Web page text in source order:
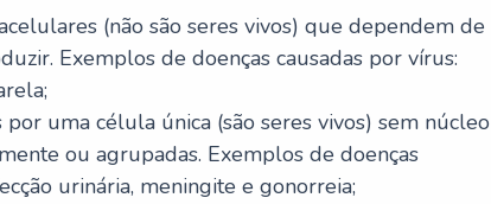
(não são seres vivos) que dependem de
Exemplos de doenças causadas por vírus:
por uma célula única (são seres vivos) sem núcleo
ou agrupadas. Exemplos de doenças
urinária, meningite e gonorreia;